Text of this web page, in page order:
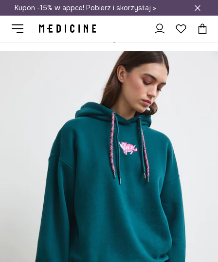
Darmowa dostawa do salonów
Kupon -15% w appce! Pobierz i skorzystaj »